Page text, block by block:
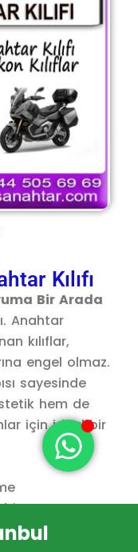
Kılıfı
Bir Arada
Anahtar
kılıflar,
engel olmaz.
sayesinde
hem de
için ideal bir
uyum